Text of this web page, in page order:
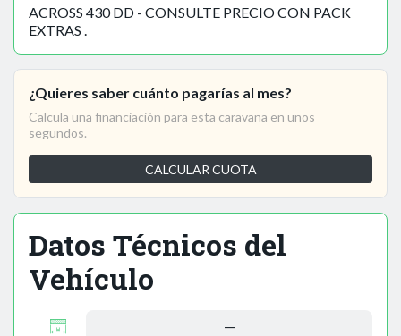
ACROSS 430 DD - CONSULTE PRECIO CON PACK
EXTRAS .
¿Quieres saber cuánto pagarías al mes?
Calcula una financiación para esta caravana en unos
segundos.
CALCULAR CUOTA
Datos Técnicos del
Vehículo
—